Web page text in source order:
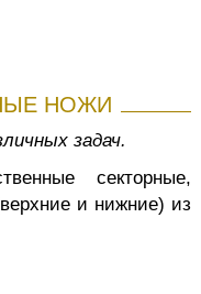
НОЖИ
задач.
секторные,
и нижние) из